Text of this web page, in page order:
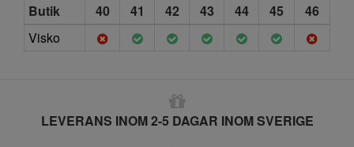
Butik
40 41 42 43 44 45
46
Visko
LEVERANS INOM 2-5 DAGAR INOM SVERIGE